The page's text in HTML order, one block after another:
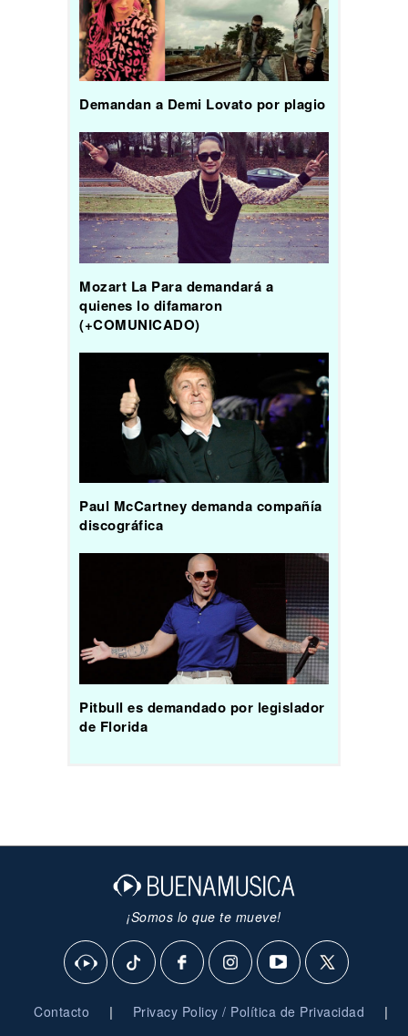
Demandan a Demi Lovato por plagio
Mozart La Para demandará a
quienes lo difamaron
(+COMUNICADO)
Paul McCartney demanda compañía
discográfica
Pitbull es demandado por legislador
de Florida
¡Somos lo que te mueve!
Contacto | Privacy Policy / Política de Privacidad |